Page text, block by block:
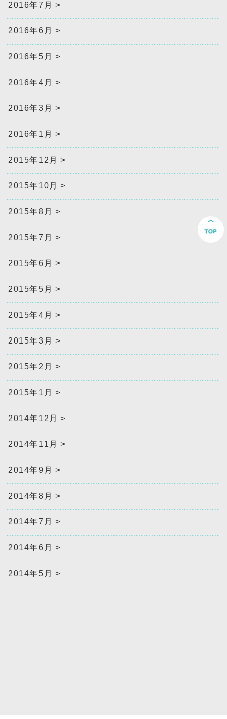
2016年7月
2016年6月
2016年5月
2016年4月
2016年3月
2016年1月
2015年12月
2015年10月
2015年8月
2015年7月
2015年6月
2015年5月
2015年4月
2015年3月
2015年2月
2015年1月
2014年12月
2014年11月
2014年9月
2014年8月
2014年7月
2014年6月
2014年5月